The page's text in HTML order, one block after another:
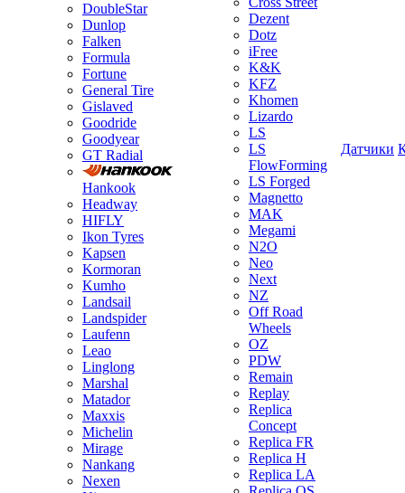
DoubleStar
Dunlop
Falken
Formula
Fortune
General Tire
Gislaved
Goodride
Goodyear
GT Radial
Hankook
Headway
HIFLY
Ikon Tyres
Kapsen
Kormoran
Kumho
Landsail
Landspider
Laufenn
Leao
Linglong
Marshal
Matador
Maxxis
Michelin
Mirage
Nankang
Nexen
Dezent
Dotz
iFree
K&K
KFZ
Khomen
Lizardo
LS
LS
FlowForming
LS Forged
Magnetto
MAK
Megami
N2O
Neo
Next
NZ
Off Road
Wheels
OZ
PDW
Remain
Replay
Replica
Concept
Replica FR
Replica H
Replica LA
Датчики